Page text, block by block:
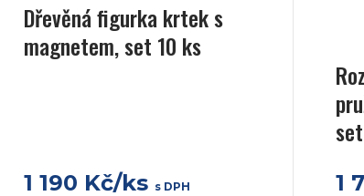
Dřevěná figurka krtek s
magnetem, set 10 ks
1 190 Kč/ks s DPH 1